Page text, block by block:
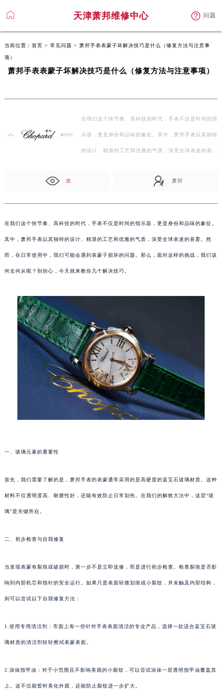
天津萧邦维修中心 问题
当前位置： 首页 > 常见问题 > 萧邦手表表蒙子坏解决技巧是什么（修复方法与注意事
项）
萧邦手表表蒙子坏解决技巧是什么（修复方法与注意事项）
在我们这个快节奏、高科技的时代，手表不仅是时间的指
示器，更是身份和品味的象征。其中，萧邦手表以其独特
的设计、精湛的工艺和优雅的气质，深受全球表迷的喜
次 萧邦
在我们这个快节奏、高科技的时代，手表不仅是时间的指示器，更是身份和品味的象征。
其中，萧邦手表以其独特的设计、精湛的工艺和优雅的气质，深受全球表迷的喜爱。然
而，在日常使用中，我们可能会遇到表蒙子损坏的问题。那么，面对这样的挑战，我们该
何去何从呢？别担心，今天就来教你几个解决技巧。
一、玻璃元素的重要性
首先，我们需要了解的是，萧邦手表的表蒙通常采用的是高硬度的蓝宝石玻璃材质。这种
材料不仅透明度高、耐磨性好，还能有效防止日常划伤。在我们的解救大法中，这层“玻
璃”是关键所在。
二、初步检查与自我修复
当发现表蒙有裂痕或破损时，第一步不是立即送修，而是进行初步检查。检查裂痕是否影
响到内部机芯和指针的安全运行。如果只是表面轻微划痕或小裂纹，并未触及内部结构，
则可以尝试以下自我修复方法：
1.使用专用清洁剂：市面上有一些针对手表表面清洁的专业产品，选择一款适合蓝宝石玻
璃材质的清洁剂轻轻擦拭表蒙表面。
2.涂抹指甲油：对于小范围且不影响美观的小裂纹，可以尝试涂抹一层透明指甲油覆盖其
上。这不仅能暂时美化外观，还能防止裂纹进一步扩大。